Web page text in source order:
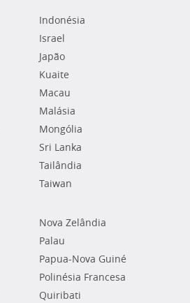
Indonésia
Israel
Japão
Kuaite
Macau
Malásia
Mongólia
Sri Lanka
Tailândia
Taiwan
Nova Zelândia
Palau
Papua-Nova Guiné
Polinésia Francesa
Quiribati